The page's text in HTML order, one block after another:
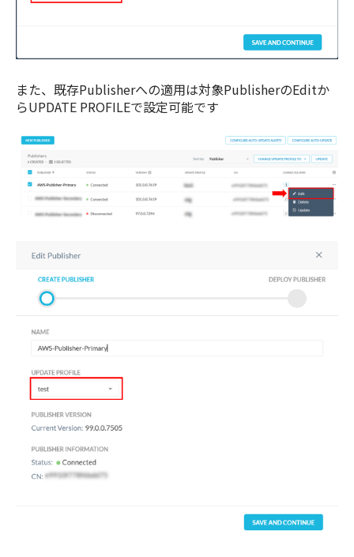
また、既存Publisherへの適用は対象PublisherのEditか
らUPDATE PROFILEで設定可能です